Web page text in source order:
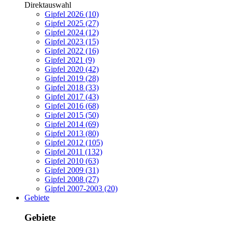
Direktauswahl
Gipfel 2026 (10)
Gipfel 2025 (27)
Gipfel 2024 (12)
Gipfel 2023 (15)
Gipfel 2022 (16)
Gipfel 2021 (9)
Gipfel 2020 (42)
Gipfel 2019 (28)
Gipfel 2018 (33)
Gipfel 2017 (43)
Gipfel 2016 (68)
Gipfel 2015 (50)
Gipfel 2014 (69)
Gipfel 2013 (80)
Gipfel 2012 (105)
Gipfel 2011 (132)
Gipfel 2010 (63)
Gipfel 2009 (31)
Gipfel 2008 (27)
Gipfel 2007-2003 (20)
Gebiete
Gebiete